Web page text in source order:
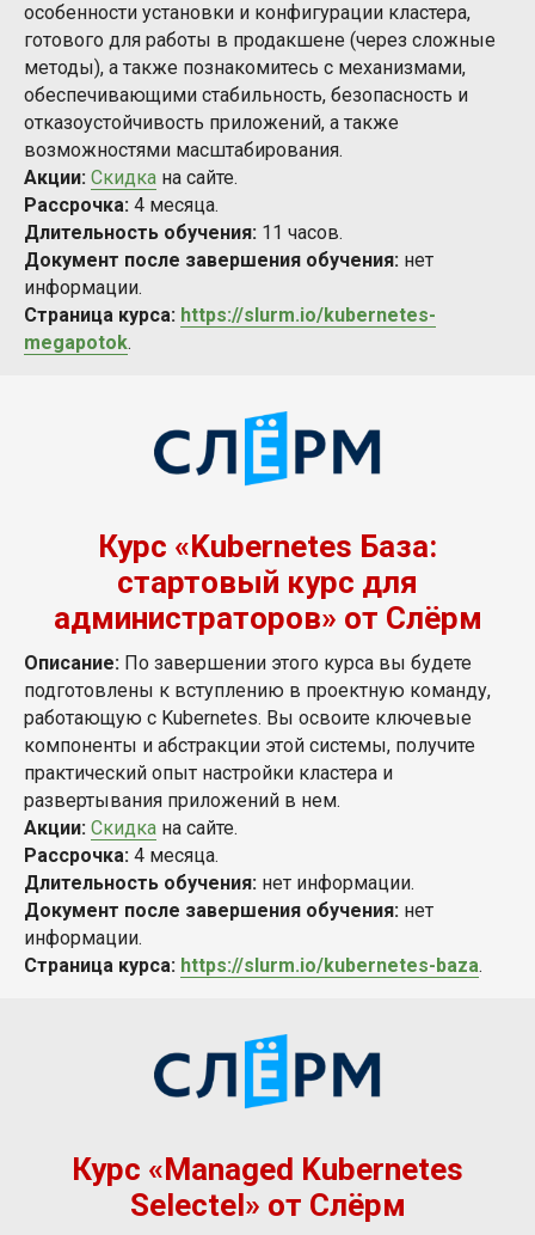
особенности установки и конфигурации кластера,
готового для работы в продакшене (через сложные
методы), а также познакомитесь с механизмами,
обеспечивающими стабильность, безопасность и
отказоустойчивость приложений, а также
возможностями масштабирования.
Акции: Скидка на сайте.
Рассрочка: 4 месяца.
Длительность обучения: 11 часов.
Документ после завершения обучения: нет
информации.
Страница курса: https://slurm.io/kubernetes-
megapotok.
Курс «Kubernetes База:
стартовый курс для
администраторов» от Слёрм
Описание: По завершении этого курса вы будете
подготовлены к вступлению в проектную команду,
работающую с Kubernetes. Вы освоите ключевые
компоненты и абстракции этой системы, получите
практический опыт настройки кластера и
развертывания приложений в нем.
Акции: Скидка на сайте.
Рассрочка: 4 месяца.
Длительность обучения: нет информации.
Документ после завершения обучения: нет
информации.
Страница курса: https://slurm.io/kubernetes-baza.
Курс «Managed Kubernetes
Selectel» от Слёрм